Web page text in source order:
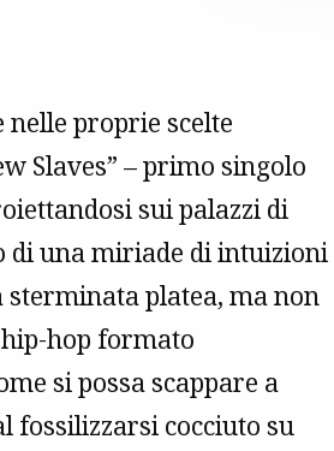
proprie scelte
Slaves” – primo singolo
sui palazzi di
di una miriade di intuizioni
sterminata platea, ma non
hop formato
si possa scappare a
fossilizzarsi cocciuto su